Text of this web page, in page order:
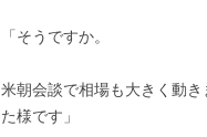
「そうですか。
米朝会談で相場も大きく動き
た様です」